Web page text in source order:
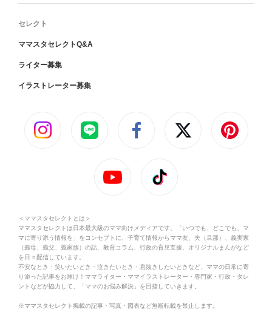
セレクト
ママスタセレクトQ&A
ライター募集
イラストレーター募集
＜ママスタセレクトとは＞
ママスタセレクトは日本最大級のママ向けメディアです。「いつでも、どこでも、マ
マに寄り添う情報を」をコンセプトに、子育て情報からママ友、夫（旦那）、義実家
（義母、義父、義家族）の話、教育コラム、行政の育児支援、オリジナルまんがなど
を日々配信しています。
不安なとき・笑いたいとき・泣きたいとき・息抜きしたいときなど、ママの日常に寄
り添った記事をお届け！ママライター・ママイラストレーター・専門家・行政・タレ
ントなどが協力して、「ママのお悩み解決」を目指していきます。
※ママスタセレクト掲載の記事・写真・図表など無断転載を禁止します。